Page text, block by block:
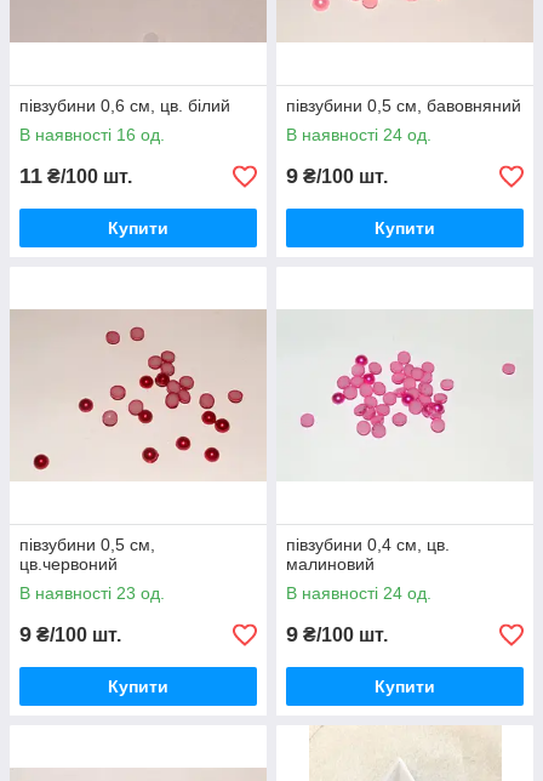
півзубини 0,6 см, цв. білий
В наявності 16 од.
11 ₴/100 шт.
Купити
півзубини 0,5 см, бавовняний
В наявності 24 од.
9 ₴/100 шт.
Купити
півзубини 0,5 см,
цв.червоний
В наявності 23 од.
9 ₴/100 шт.
Купити
півзубини 0,4 см, цв.
малиновий
В наявності 24 од.
9 ₴/100 шт.
Купити